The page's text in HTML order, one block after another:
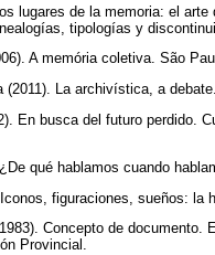
lugares de la memoria: el
tipologías y
A memória coletiva. São
(2011). La archivística, a
En busca del futuro perdido.
qué hablamos cuando
figuraciones, sueños:
Concepto de
Provincial.